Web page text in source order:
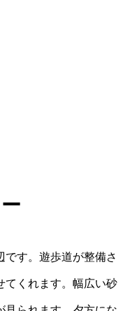
す。遊歩道が整備さ
てくれます。幅広い砂